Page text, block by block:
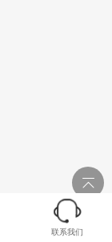
联系我们